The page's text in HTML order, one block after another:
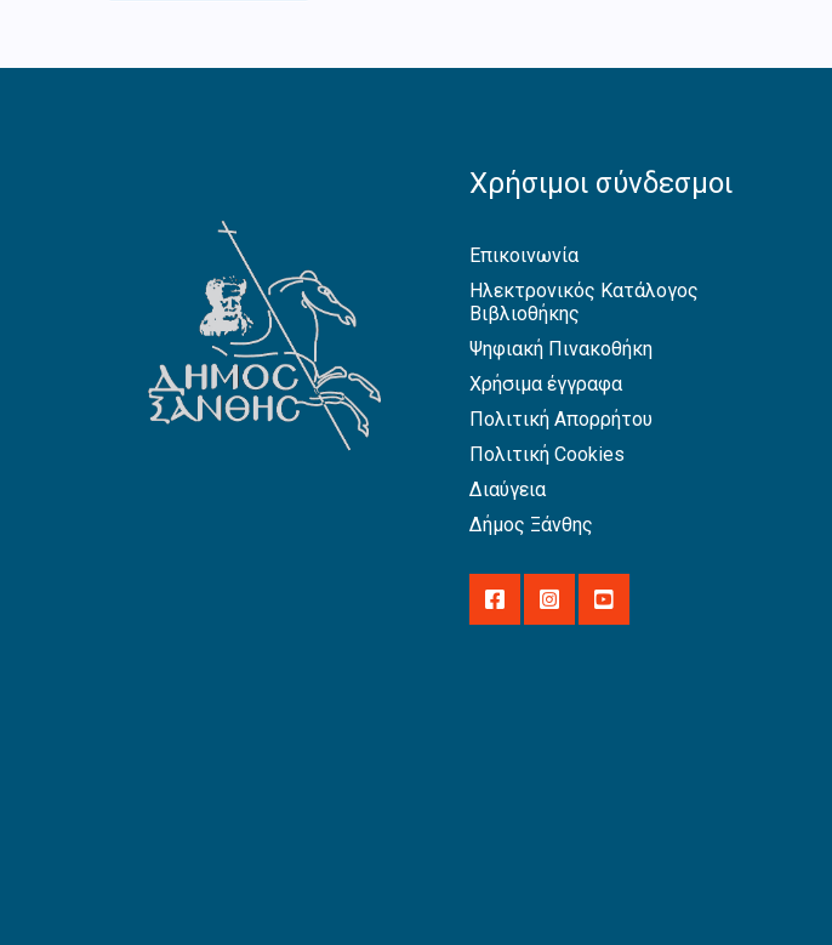
Χρήσιμοι σύνδεσμοι
Επικοινωνία
Ηλεκτρονικός Κατάλογος
Βιβλιοθήκης
Ψηφιακή Πινακοθήκη
Χρήσιμα έγγραφα
Πολιτική Απορρήτου
Πολιτική Cookies
Διαύγεια
Δήμος Ξάνθης